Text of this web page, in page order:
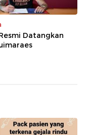
Datangkan